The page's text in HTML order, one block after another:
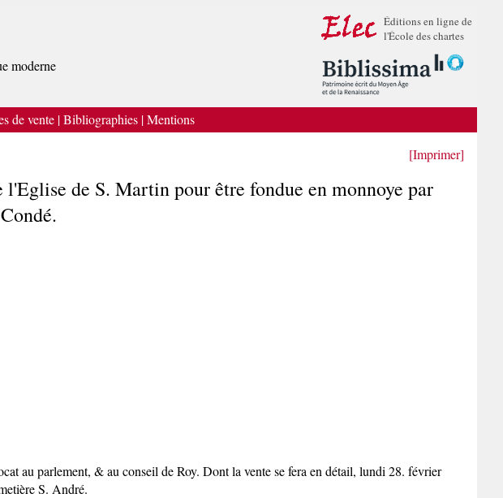
moderne
Éditions en ligne de
l'École des chartes
de vente |Bibliographies |Mentions
[Imprimer]
de S. Martin pour être fondue en monnoye par
au parlement, & au conseil de Roy. Dont la vente se fera en détail, lundi 28. février
S. André.